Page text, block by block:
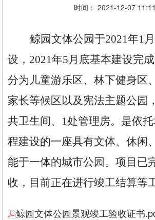
时间： 2021-12-07 11:11
鲸园文体公园于2021年1
设，2021年5月底基本建设完
分为儿童游乐区、林下健身区
家长等候区以及宪法主题公园
共卫生间、1处管理房。 是依
程建设的一座具有文体、休闲
能于一体的城市公园。项目已
收，目前正在进行竣工结算等
鲸园文体公园景观竣工验收证书